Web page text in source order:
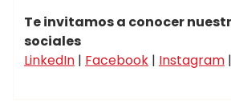
Te invitamos a conocer
sociales
LinkedIn | Facebook | Instagram |